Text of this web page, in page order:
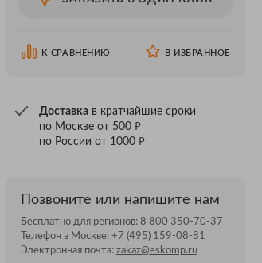
К СРАВНЕНИЮ В ИЗБРАННОЕ
Доставкав кратчайшие сроки
по Москве от 500 ₽
по России от 1000 ₽
Позвоните или напишите нам
Бесплатно для регионов: 8 800 350-70-37
Телефон в Москве: +7 (495) 159-08-81
Электронная почта: zakaz@eskomp.ru